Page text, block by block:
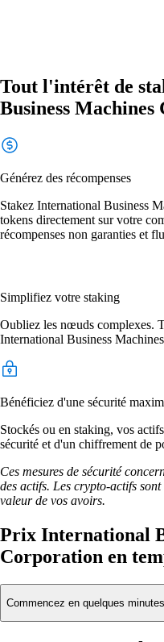
Tout l'intérêt de
Business
Générez des récompenses
Stakez International Business
tokens directement sur votre
récompenses non garanties et
Simplifiez votre staking
Oubliez les nœuds complexes.
International Business
Bénéficiez d'une sécurité
Stockés ou en staking, vos
sécurité et d'un chiffrement de
Ces mesures de sécurité
des actifs. Les crypto-actifs
valeur de vos avoirs.
Prix International
Corporation en
Commencez en quelques minutes